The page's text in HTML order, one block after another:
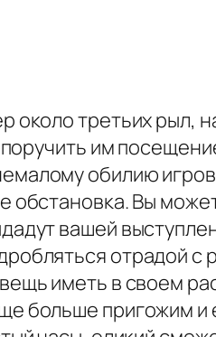
около третьих рыл,
им
обилию
обстановка. Вы
вашей
отрадой с
иметь в своем
больше пригожим